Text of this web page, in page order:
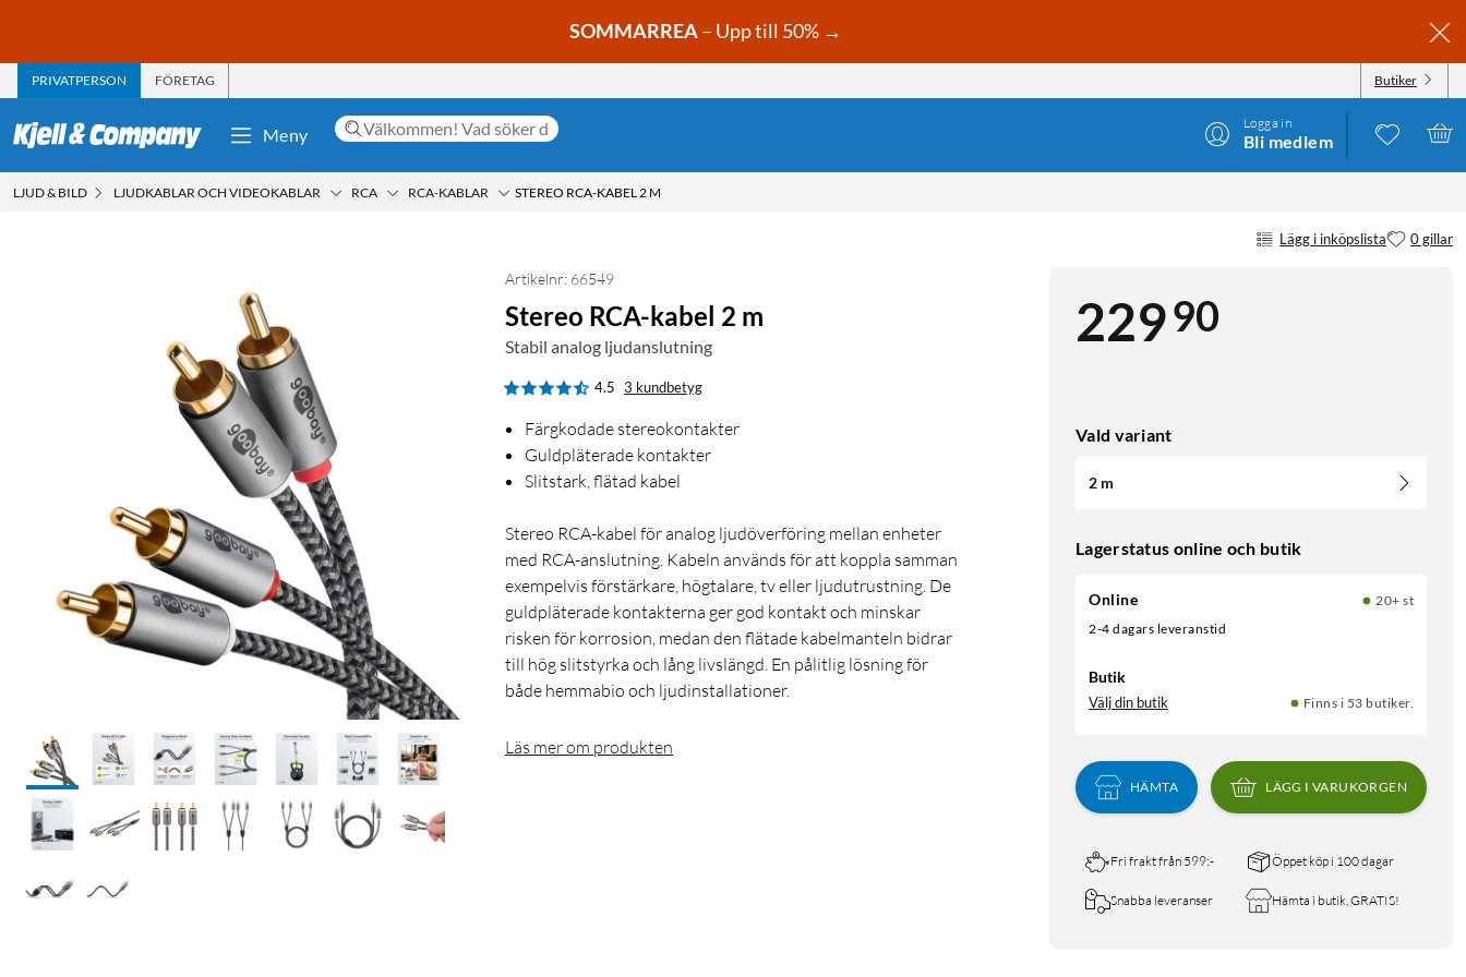
SOMMARREA– Upp till 50% →
PRIVATPERSON FÖRETAG Butiker
Meny
Logga in
Bli medlem
LJUD & BILD LJUDKABLAR OCH VIDEOKABLAR RCA RCA-KABLAR STEREO RCA-KABEL 2 M
Lägg i inköpslista 0 gillar
22990
Vald variant
2 m
Lagerstatus online och butik
Online
20+ st
2-4 dagars leveranstid
Butik
Välj din butik Finns i 53 butiker.
HÄMTA LÄGG I VARUKORGEN
Fri frakt från 599:- Öppet köp i 100 dagar
Snabba leveranser Hämta i butik, GRATIS!
Artikelnr: 66549
Stereo RCA-kabel 2 m
Stabil analog ljudanslutning
4.5 3 kundbetyg
Färgkodade stereokontakter
Guldpläterade kontakter
Slitstark, flätad kabel
Stereo RCA-kabel för analog ljudöverföring mellan enheter
med RCA-anslutning. Kabeln används för att koppla samman
exempelvis förstärkare, högtalare, tv eller ljudutrustning. De
guldpläterade kontakterna ger god kontakt och minskar
risken för korrosion, medan den flätade kabelmanteln bidrar
till hög slitstyrka och lång livslängd. En pålitlig lösning för
både hemmabio och ljudinstallationer.
Läs mer om produkten